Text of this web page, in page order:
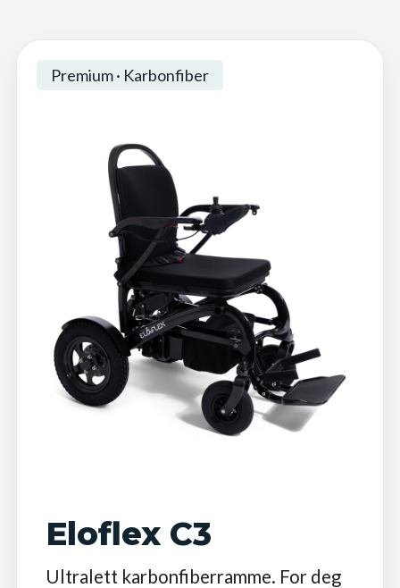
Premium · Karbonfiber
Eloflex C3
Ultralett karbonfiberramme. For deg